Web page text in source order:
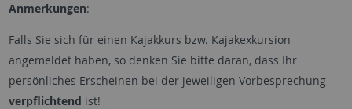
Anmerkungen:
Falls Sie sich für einen Kajakkurs bzw. Kajakexkursion
angemeldet haben, so denken Sie bitte daran, dass Ihr
persönliches Erscheinen bei der jeweiligen Vorbesprechung
verpflichtend ist!